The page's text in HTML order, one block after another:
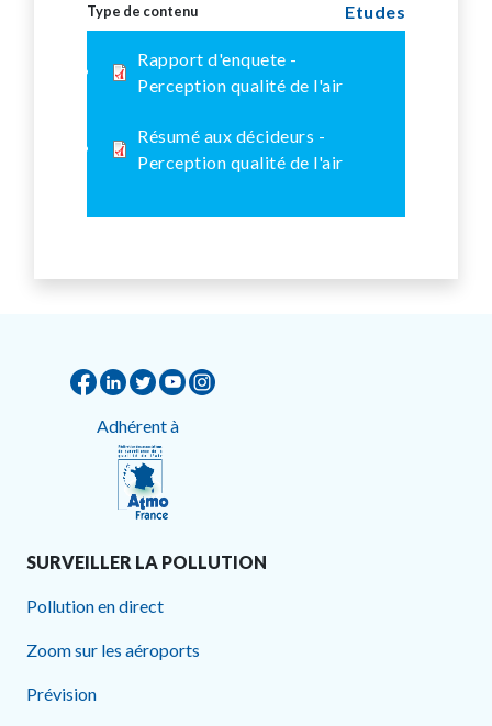
Type de contenu Etudes
Rapport d'enquete -
Perception qualité de l'air
Résumé aux décideurs -
Perception qualité de l'air
Adhérent à
SURVEILLER LA POLLUTION
Pollution en direct
Zoom sur les aéroports
Prévision